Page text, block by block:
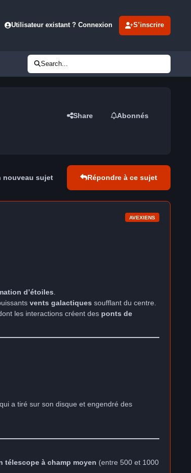
Utilisateur existant ? Connexion S’inscrire
Search...
Share Abonnés
nouveau sujet Répondre à ce sujet
AVEXIENS
d’étoiles
vents galactiques soufflant du centre.
les interactions créent des ponts de
, qui a tiré sur son disque et engendré des
télescope à champ moyen (entre 500 et 1000